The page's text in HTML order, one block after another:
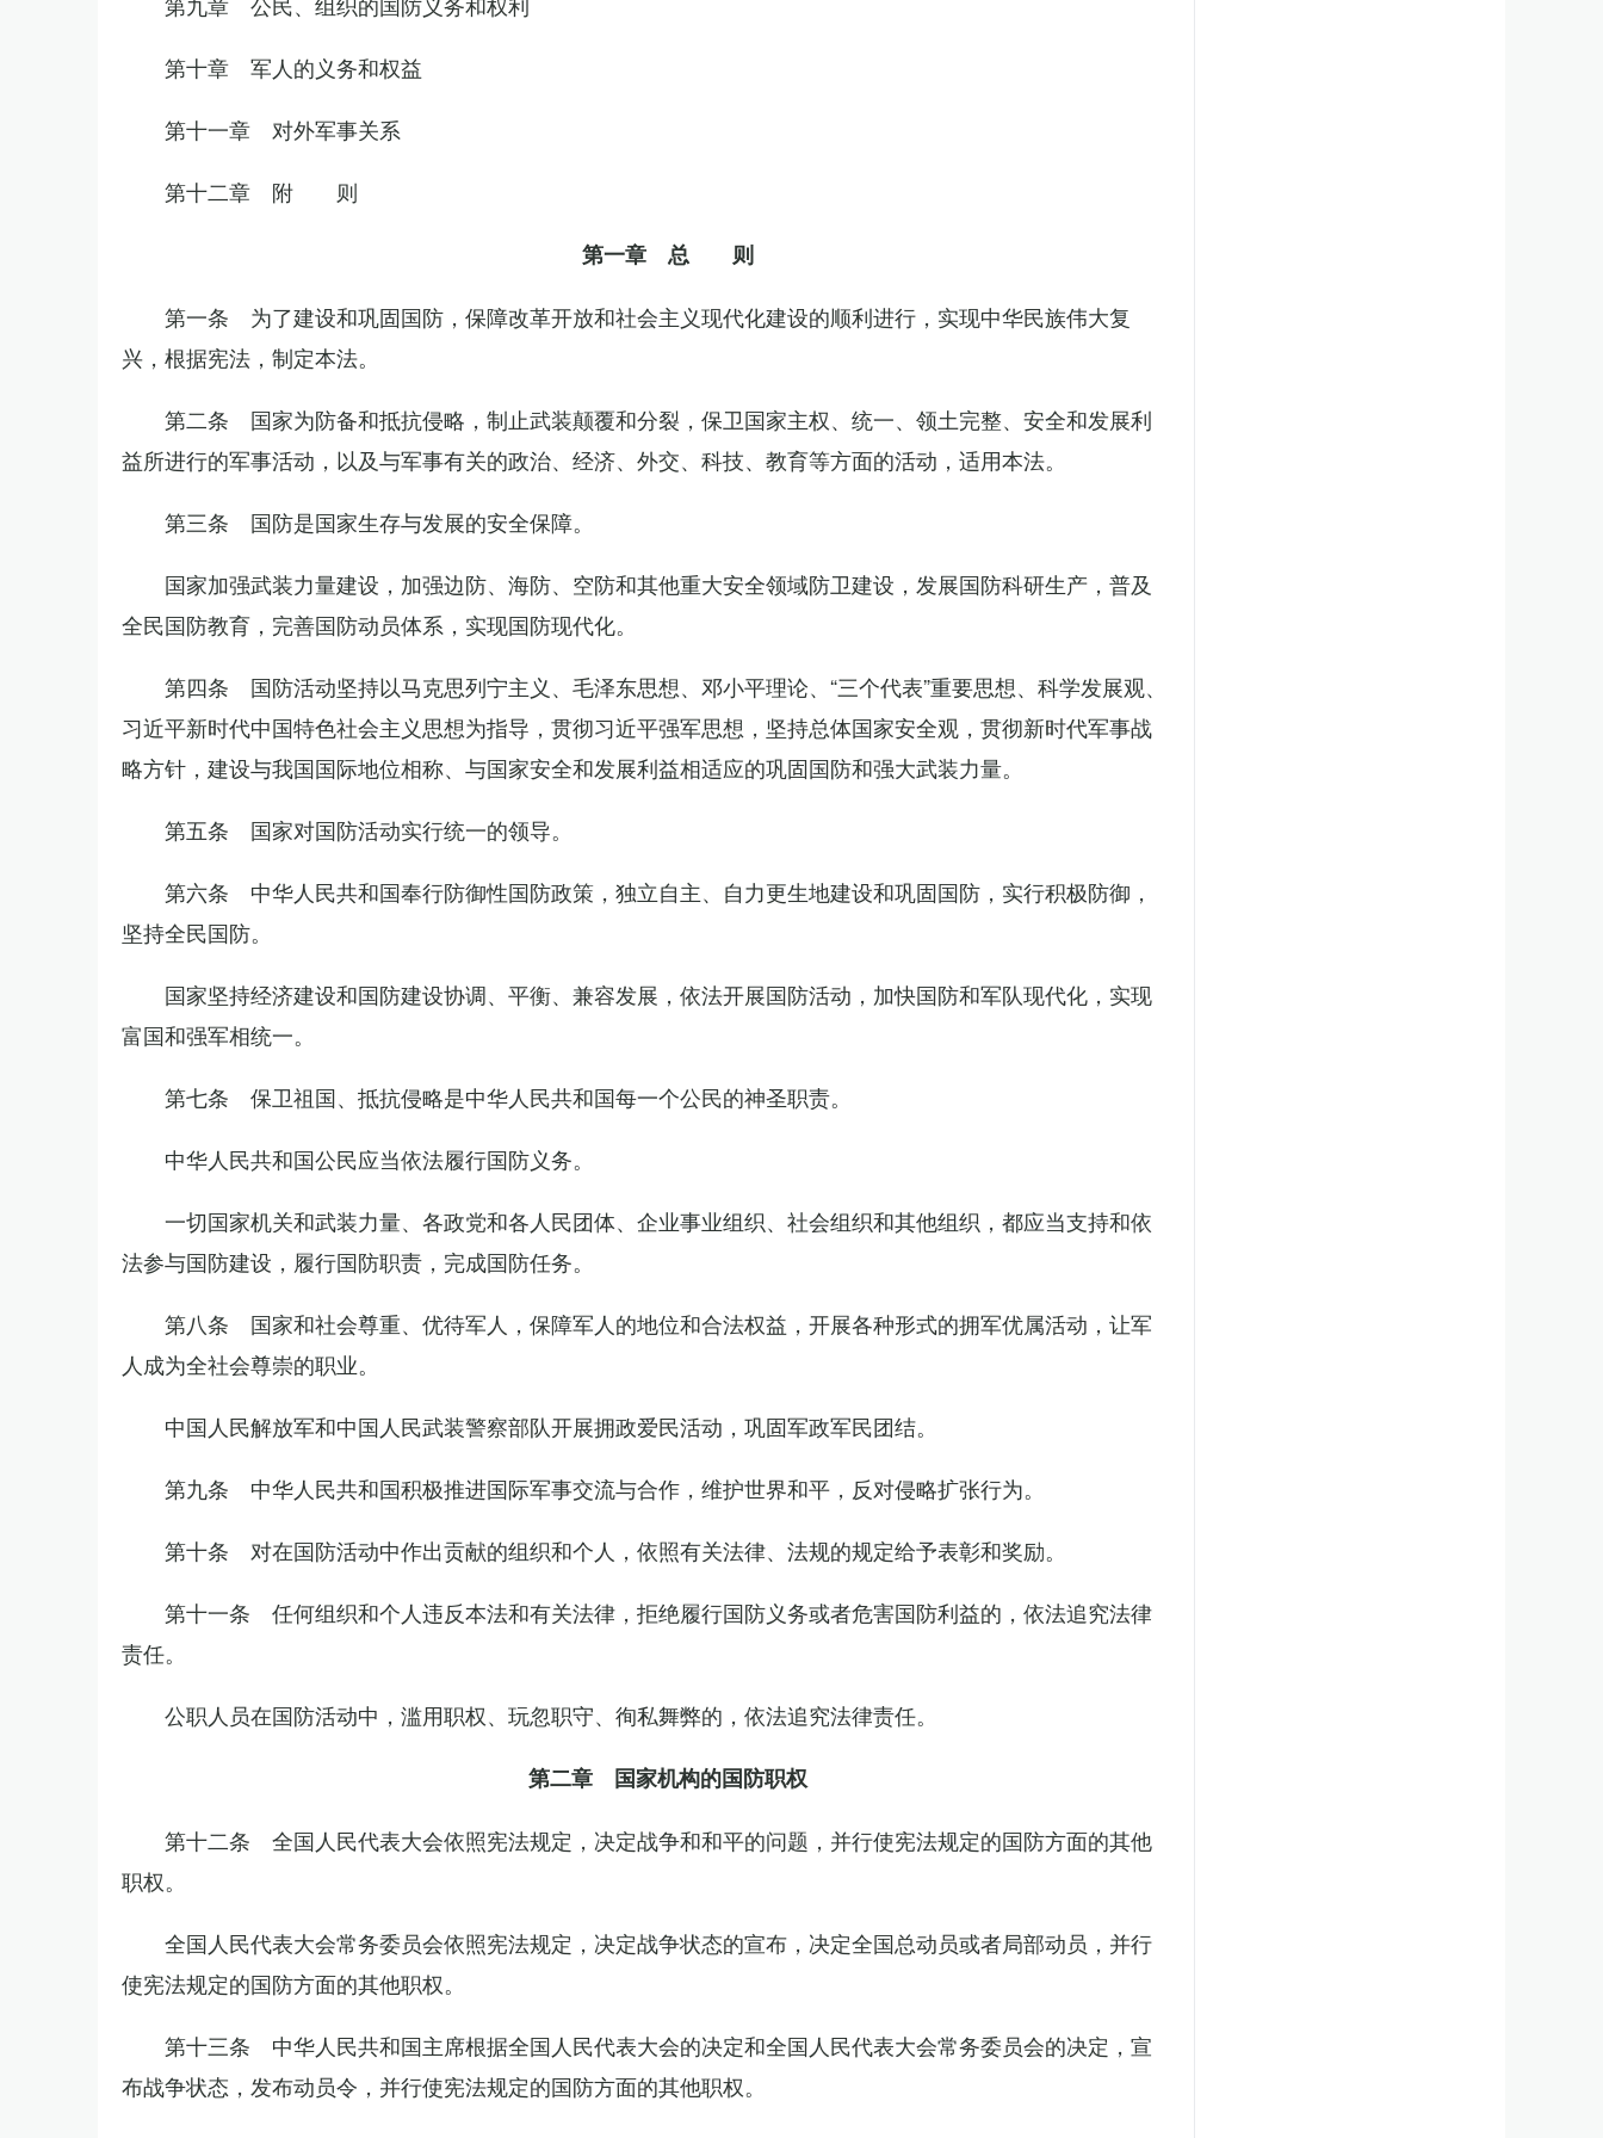
第十章 军人的义务和权益
第十一章 对外军事关系
第十二章 附 则
第一章 总 则
第一条 为了建设和巩固国防，保障改革开放和社会主义现代化建设的顺利进行，实现中华民族伟大复
兴，根据宪法，制定本法。
第二条 国家为防备和抵抗侵略，制止武装颠覆和分裂，保卫国家主权、统一、领土完整、安全和发展利
益所进行的军事活动，以及与军事有关的政治、经济、外交、科技、教育等方面的活动，适用本法。
第三条 国防是国家生存与发展的安全保障。
国家加强武装力量建设，加强边防、海防、空防和其他重大安全领域防卫建设，发展国防科研生产，普及
全民国防教育，完善国防动员体系，实现国防现代化。
第四条 国防活动坚持以马克思列宁主义、毛泽东思想、邓小平理论、“三个代表”重要思想、科学发展观、
习近平新时代中国特色社会主义思想为指导，贯彻习近平强军思想，坚持总体国家安全观，贯彻新时代军事战
略方针，建设与我国国际地位相称、与国家安全和发展利益相适应的巩固国防和强大武装力量。
第五条 国家对国防活动实行统一的领导。
第六条 中华人民共和国奉行防御性国防政策，独立自主、自力更生地建设和巩固国防，实行积极防御，
坚持全民国防。
国家坚持经济建设和国防建设协调、平衡、兼容发展，依法开展国防活动，加快国防和军队现代化，实现
富国和强军相统一。
第七条 保卫祖国、抵抗侵略是中华人民共和国每一个公民的神圣职责。
中华人民共和国公民应当依法履行国防义务。
一切国家机关和武装力量、各政党和各人民团体、企业事业组织、社会组织和其他组织，都应当支持和依
法参与国防建设，履行国防职责，完成国防任务。
第八条 国家和社会尊重、优待军人，保障军人的地位和合法权益，开展各种形式的拥军优属活动，让军
人成为全社会尊崇的职业。
中国人民解放军和中国人民武装警察部队开展拥政爱民活动，巩固军政军民团结。
第九条 中华人民共和国积极推进国际军事交流与合作，维护世界和平，反对侵略扩张行为。
第十条 对在国防活动中作出贡献的组织和个人，依照有关法律、法规的规定给予表彰和奖励。
第十一条 任何组织和个人违反本法和有关法律，拒绝履行国防义务或者危害国防利益的，依法追究法律
责任。
公职人员在国防活动中，滥用职权、玩忽职守、徇私舞弊的，依法追究法律责任。
第二章 国家机构的国防职权
第十二条 全国人民代表大会依照宪法规定，决定战争和和平的问题，并行使宪法规定的国防方面的其他
职权。
全国人民代表大会常务委员会依照宪法规定，决定战争状态的宣布，决定全国总动员或者局部动员，并行
使宪法规定的国防方面的其他职权。
第十三条 中华人民共和国主席根据全国人民代表大会的决定和全国人民代表大会常务委员会的决定，宣
布战争状态，发布动员令，并行使宪法规定的国防方面的其他职权。